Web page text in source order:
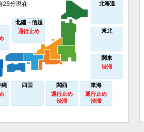
25分現在 北海道
東北
北陸・信越
通行止め
関東
渋滞
東海
通行止め
渋滞
関西
通行止め
渋滞
四国
縄